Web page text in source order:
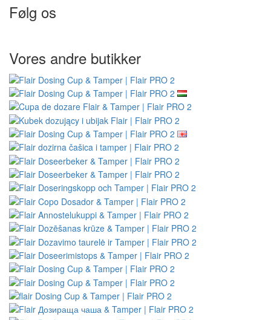
Følg os
Vores andre butikker